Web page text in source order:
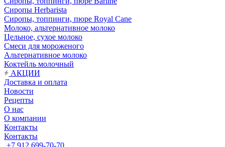
Сиропы Herbarista
Сиропы, топпинги, пюре Royal Cane
Молоко, альтернативное молоко
Цельное, сухое молоко
Смеси для мороженого
Альтернативное молоко
Коктейль молочный
АКЦИИ
Доставка и оплата
Новости
Рецепты
О нас
О компании
Контакты
Контакты
+7 912 699-70-70